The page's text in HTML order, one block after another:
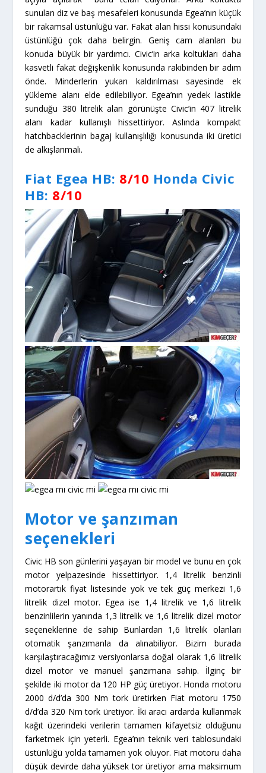
sunulan diz ve baş mesafeleri konusunda Egea’nın küçük
bir rakamsal üstünlüğü var. Fakat alan hissi konusundaki
üstünlüğü çok daha belirgin. Geniş cam alanları bu
konuda büyük bir yardımcı. Civic’in arka koltukları daha
kasvetli fakat değişkenlik konusunda rakibinden bir adım
önde. Minderlerin yukarı kaldırılması sayesinde ek
yükleme alanı elde edilebiliyor. Egea’nın yedek lastikle
sunduğu 380 litrelik alan görünüşte Civic’in 407 litrelik
alanı kadar kullanışlı hissettiriyor. Aslında kompakt
hatchbacklerinin bagaj kullanışlılığı konusunda iki üretici
de alkışlanmalı.
Fiat Egea HB: 8/10 Honda Civic
HB: 8/10
Motor ve şanzıman
seçenekleri
Civic HB son günlerini yaşayan bir model ve bunu en çok
motor yelpazesinde hissettiriyor. 1,4 litrelik benzinli
motorartık fiyat listesinde yok ve tek güç merkezi 1,6
litrelik dizel motor. Egea ise 1,4 litrelik ve 1,6 litrelik
benzinlilerin yanında 1,3 litrelik ve 1,6 litrelik dizel motor
seçeneklerine de sahip Bunlardan 1,6 litrelik olanları
otomatik şanzımanla da alınabiliyor. Bizim burada
karşılaştıracağımız versiyonlarsa doğal olarak 1,6 litrelik
dizel motor ve manuel şanzımana sahip. İlginç bir
şekilde iki motor da 120 HP güç üretiyor. Honda motoru
2000 d/d’da 300 Nm tork üretirken Fiat motoru 1750
d/d’da 320 Nm tork üretiyor. İki aracı ardarda kullanmak
kağıt üzerindeki verilerin tamamen kifayetsiz olduğunu
farketmek için yeterli. Egea’nın teknik veri tablosundaki
üstünlüğü yolda tamamen yok oluyor. Fiat motoru daha
düşük devirde daha yüksek tor üretiyor ama maksimum